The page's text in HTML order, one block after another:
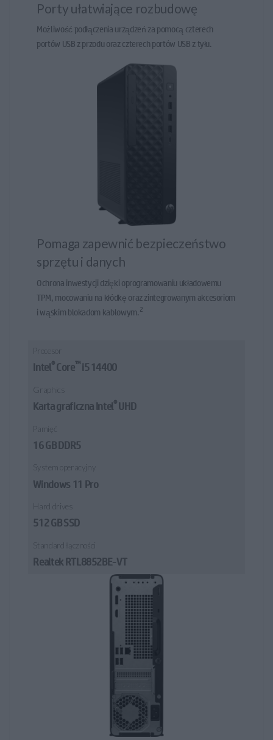
Porty ułatwiające rozbudowę
Możliwość podłączenia urządzeń za pomocą czterech
portów USB z przodu oraz czterech portów USB z tyłu.
Pomaga zapewnić bezpieczeństwo
sprzętu i danych
Ochrona inwestycji dzięki oprogramowaniu układowemu
TPM, mocowaniu na kłódkę oraz zintegrowanym akcesoriom
i wąskim blokadom kablowym.2
Procesor
Intel®Core™i5 14400
Graphics
Karta graficzna Intel®UHD
Pamięć
16 GB DDR5
System operacyjny
Windows 11 Pro
Hard drives
512 GB SSD
Standard łączności
Realtek RTL8852BE-VT